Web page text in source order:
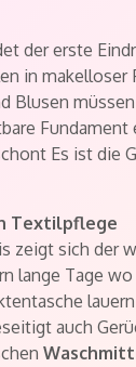
der erste
in
Blusen
Es ist die
Textilpflege
zeigt sich der
lange Tage
auch